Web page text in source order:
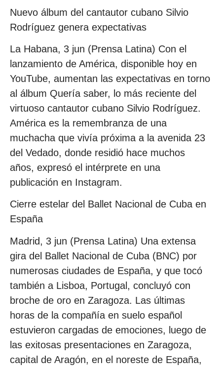
Nuevo álbum del cantautor cubano Silvio
Rodríguez genera expectativas
La Habana, 3 jun (Prensa Latina) Con el
lanzamiento de América, disponible hoy en
YouTube, aumentan las expectativas en torno
al álbum Quería saber, lo más reciente del
virtuoso cantautor cubano Silvio Rodríguez.
América es la remembranza de una
muchacha que vivía próxima a la avenida 23
del Vedado, donde residió hace muchos
años, expresó el intérprete en una
publicación en Instagram.
Cierre estelar del Ballet Nacional de Cuba en
España
Madrid, 3 jun (Prensa Latina) Una extensa
gira del Ballet Nacional de Cuba (BNC) por
numerosas ciudades de España, y que tocó
también a Lisboa, Portugal, concluyó con
broche de oro en Zaragoza. Las últimas
horas de la compañía en suelo español
estuvieron cargadas de emociones, luego de
las exitosas presentaciones en Zaragoza,
capital de Aragón, en el noreste de España,